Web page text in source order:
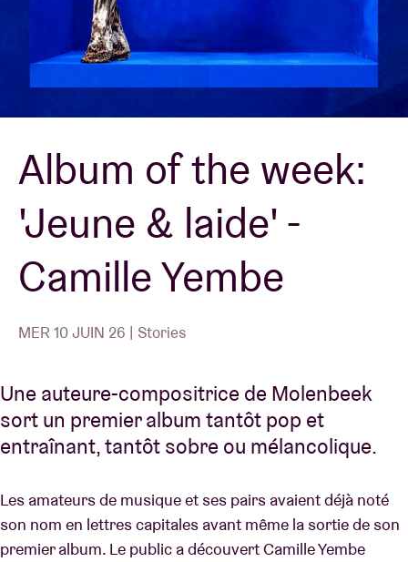
AB ❤ you
Location de salles
BRDCST
ABtv
Chèque-concert
À propos de l'AB
Contact
Album of the week:
'Jeune & laide' -
Camille Yembe
MER 10 JUIN 26 | Stories
Une auteure-compositrice de Molenbeek
sort un premier album tantôt pop et
entraînant, tantôt sobre ou mélancolique.
Les amateurs de musique et ses pairs avaient déjà noté
son nom en lettres capitales avant même la sortie de son
premier album. Le public a découvert Camille Yembe